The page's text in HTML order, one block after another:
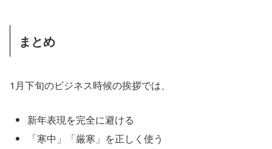
まとめ
1月下旬のビジネス時候の挨拶では、
新年表現を完全に避ける
「寒中」「厳寒」を正しく使う